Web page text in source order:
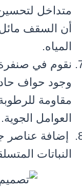
متداخل
أن السقف
المياه.
نقوم في
وجود حواف
مقاومة
العوامل الجوية.
إضافة عناصر
النباتات